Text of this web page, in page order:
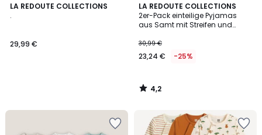
LA REDOUTE COLLECTIONS
.
29,99 €
LA REDOUTE COLLECTIONS
2er-Pack einteilige Pyjamas
aus Samt mit Streifen und
30,99 €
23,24 € -25%
4,2
/ 5
4,2
/